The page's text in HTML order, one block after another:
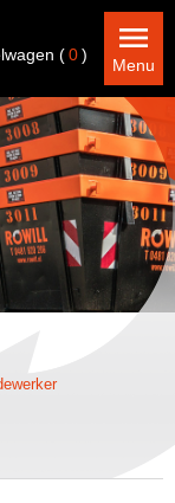
(0)
Menu